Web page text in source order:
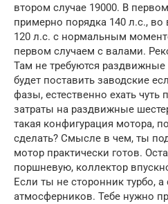
втором случае 19000. В
примерно порядка 140 л.с., во
120 л.с. с нормальным
первом случаем с валами.
Там не требуются
будет поставить заводские
фазы, естественно ехать чуть
затраты на раздвижные
такая конфигурация мотора,
сделать? Смысле в чем, ты
мотор практически готов.
поршневую, коллектор
Если ты не сторонник турбо, а
атмосферников. Тебе нужно